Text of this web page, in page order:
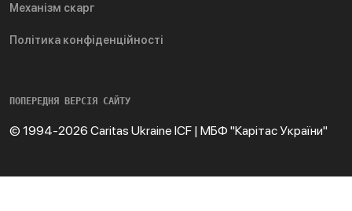
Механізм скарг
Політика конфіденційності
ПОПЕРЕДНЯ ВЕРСІЯ САЙТУ
© 1994-2026 Caritas Ukraine ICF | МБФ "Карітас України"